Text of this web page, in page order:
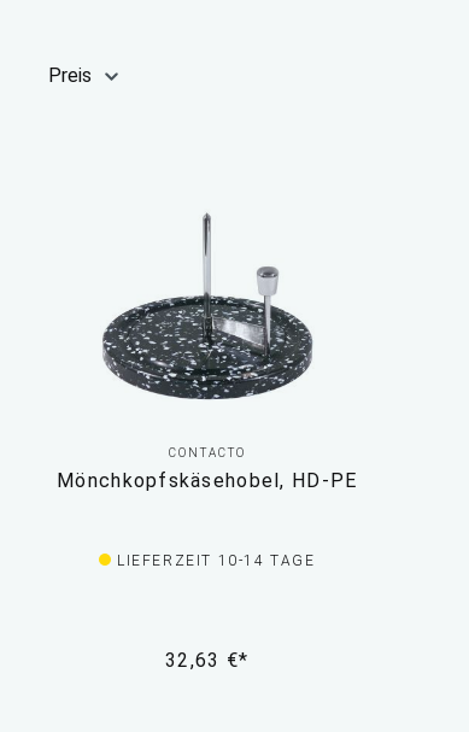
Preis
CONTACTO
Mönchkopfskäsehobel, HD-PE
LIEFERZEIT 10-14 TAGE
32,63 €*